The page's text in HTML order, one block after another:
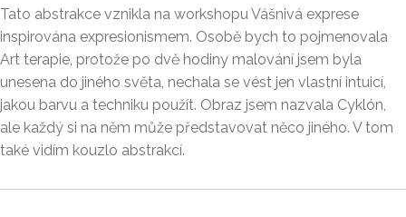
Tato abstrakce vznikla na workshopu Vášnivá exprese
inspirována expresionismem. Osobě bych to pojmenovala
Art terapie, protože po dvě hodiny malování jsem byla
unesena do jiného světa, nechala se vést jen vlastní intuicí,
jakou barvu a techniku použít. Obraz jsem nazvala Cyklón,
ale každý si na něm může představovat něco jiného. V tom
také vidím kouzlo abstrakcí.